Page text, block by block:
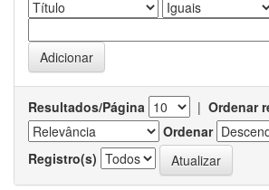
Resultados/Página | Ordenar
Ordenar
Registro(s)